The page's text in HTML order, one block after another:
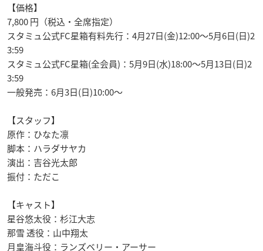
【価格】
7,800 円（税込・全席指定）
スタミュ公式FC星箱有料先行：4月27日(金)12:00〜5月6日(日)2
3:59
スタミュ公式FC星箱(全会員)：5月9日(水)18:00〜5月13日(日)2
3:59
一般発売：6月3日(日)10:00〜
【スタッフ】
原作：ひなた凛
脚本：ハラダサヤカ
演出：吉谷光太郎
振付：ただこ
【キャスト】
星谷悠太役：杉江大志
那雪 透役：山中翔太
月皇海斗役：ランズベリー・アーサー